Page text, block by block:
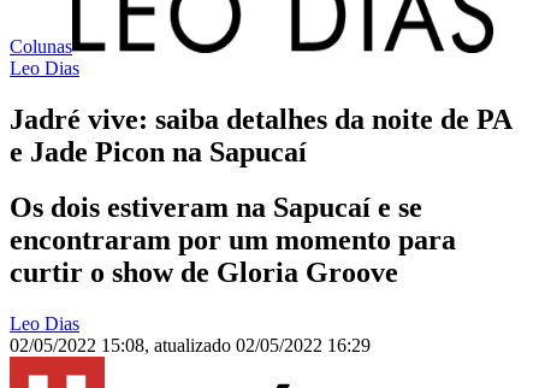
Colunas
Leo Dias
Jadré vive: saiba detalhes da noite de PA
e Jade Picon na Sapucaí
Os dois estiveram na Sapucaí e se
encontraram por um momento para
curtir o show de Gloria Groove
Leo Dias
02/05/2022 15:08, atualizado 02/05/2022 16:29